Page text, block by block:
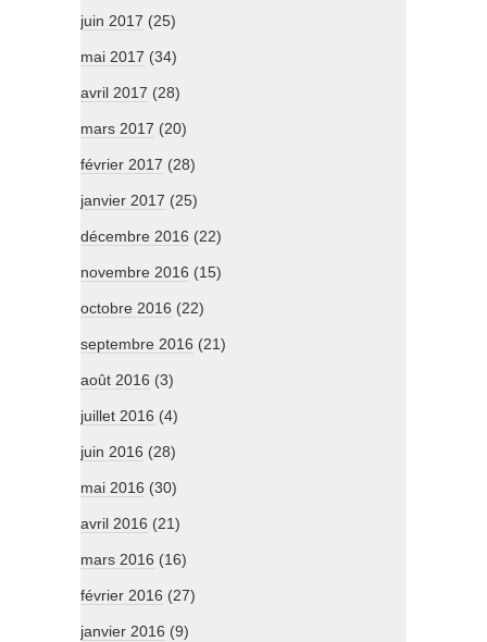
juin 2017 (25)
mai 2017 (34)
avril 2017 (28)
mars 2017 (20)
février 2017 (28)
janvier 2017 (25)
décembre 2016 (22)
novembre 2016 (15)
octobre 2016 (22)
septembre 2016 (21)
août 2016 (3)
juillet 2016 (4)
juin 2016 (28)
mai 2016 (30)
avril 2016 (21)
mars 2016 (16)
février 2016 (27)
janvier 2016 (9)